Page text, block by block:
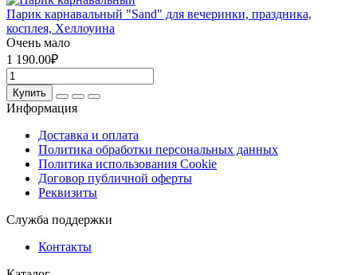
Парик карнавальный "Sand" для вечеринки, праздника,
косплея, Хеллоуина
Очень мало
1 190.00₽
Купить
Информация
Доставка и оплата
Политика обработки персональных данных
Политика использования Cookie
Договор публичной оферты
Реквизиты
Служба поддержки
Контакты